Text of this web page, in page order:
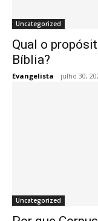
Uncategorized
Qual o
Bíblia?
Evangelista - julho 30,
Uncategorized